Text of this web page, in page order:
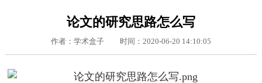
论文的研究思路怎么写
作者：学术盒子 时间：2020-06-20 14:10:05